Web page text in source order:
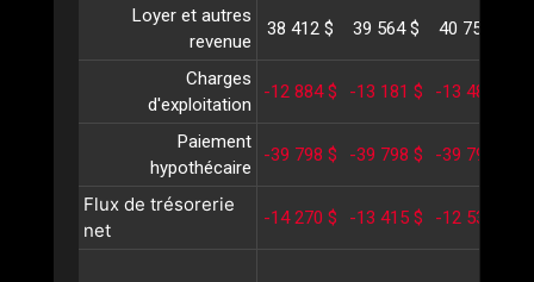
Loyer et autres
revenue
38 412 $ 39 564 $ 40 751 $
Charges
d'exploitation
-12 884 $ -13 181 $ -13 485 $
Paiement
hypothécaire
-39 798 $ -39 798 $ -39 798 $
Flux de trésorerie
net
-14 270 $ -13 415 $ -12 533 $